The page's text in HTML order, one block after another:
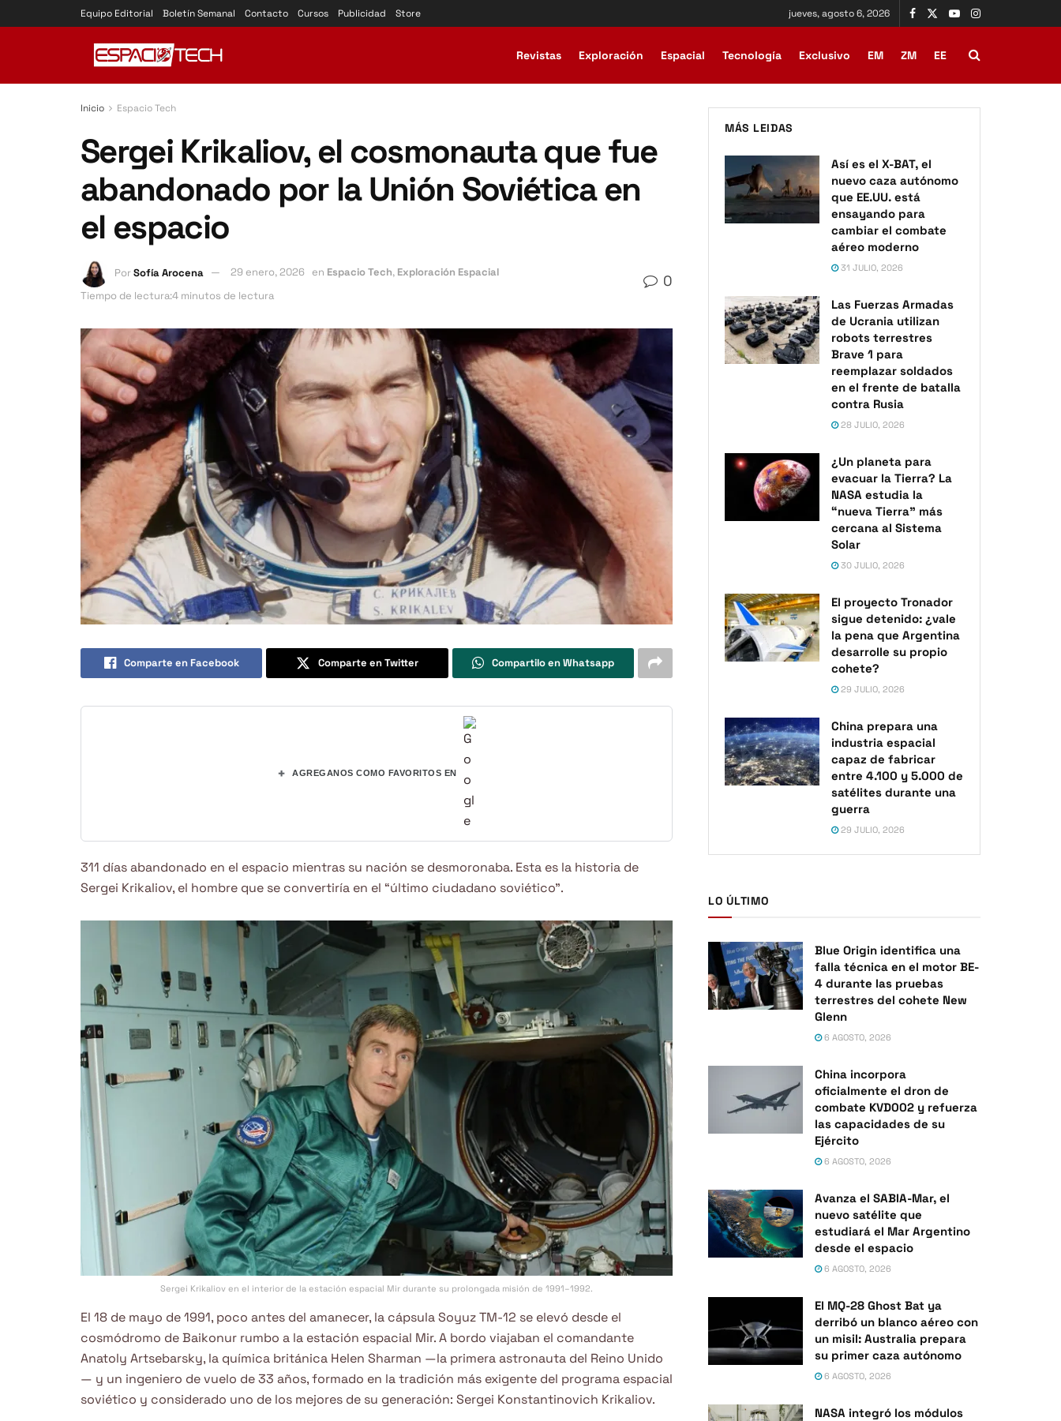
Equipo Editorial Boletín Semanal Contacto Cursos Publicidad Store jueves, agosto 6, 2026
Revistas Exploración Espacial Tecnología Exclusivo EM ZM EE
Inicio Espacio Tech
Sergei Krikaliov, el cosmonauta que fue
abandonado por la Unión Soviética en
el espacio
PorSofía Arocena 29 enero, 2026 en Espacio Tech, Exploración Espacial
Tiempo de lectura:4 minutos de lectura
0
Comparte en Facebook Comparte en Twitter Compartilo en Whatsapp
+ AGREGANOS COMO FAVORITOS EN
311 días abandonado en el espacio mientras su nación se desmoronaba. Esta es la historia de
Sergei Krikaliov, el hombre que se convertiría en el “último ciudadano soviético”.
Sergei Krikaliov en el interior de la estación espacial Mir durante su prolongada misión de 1991–1992.
El 18 de mayo de 1991, poco antes del amanecer, la cápsula Soyuz TM-12 se elevó desde el
cosmódromo de Baikonur rumbo a la estación espacial Mir. A bordo viajaban el comandante
Anatoly Artsebarsky, la química británica Helen Sharman —la primera astronauta del Reino Unido
— y un ingeniero de vuelo de 33 años, formado en la tradición más exigente del programa espacial
soviético y considerado uno de los mejores de su generación: Sergei Konstantinovich Krikaliov.
MÁS LEIDAS
Así es el X-BAT, el
nuevo caza autónomo
que EE.UU. está
ensayando para
cambiar el combate
aéreo moderno
31 JULIO, 2026
Las Fuerzas Armadas
de Ucrania utilizan
robots terrestres
Brave 1 para
reemplazar soldados
en el frente de batalla
contra Rusia
28 JULIO, 2026
¿Un planeta para
evacuar la Tierra? La
NASA estudia la
“nueva Tierra” más
cercana al Sistema
Solar
30 JULIO, 2026
El proyecto Tronador
sigue detenido: ¿vale
la pena que Argentina
desarrolle su propio
cohete?
29 JULIO, 2026
China prepara una
industria espacial
capaz de fabricar
entre 4.100 y 5.000 de
satélites durante una
guerra
29 JULIO, 2026
LO ÚLTIMO
Blue Origin identifica una
falla técnica en el motor BE-
4 durante las pruebas
terrestres del cohete New
Glenn
6 AGOSTO, 2026
China incorpora
oficialmente el dron de
combate KVD002 y refuerza
las capacidades de su
Ejército
6 AGOSTO, 2026
Avanza el SABIA-Mar, el
nuevo satélite que
estudiará el Mar Argentino
desde el espacio
6 AGOSTO, 2026
El MQ-28 Ghost Bat ya
derribó un blanco aéreo con
un misil: Australia prepara
su primer caza autónomo
6 AGOSTO, 2026
NASA integró los módulos